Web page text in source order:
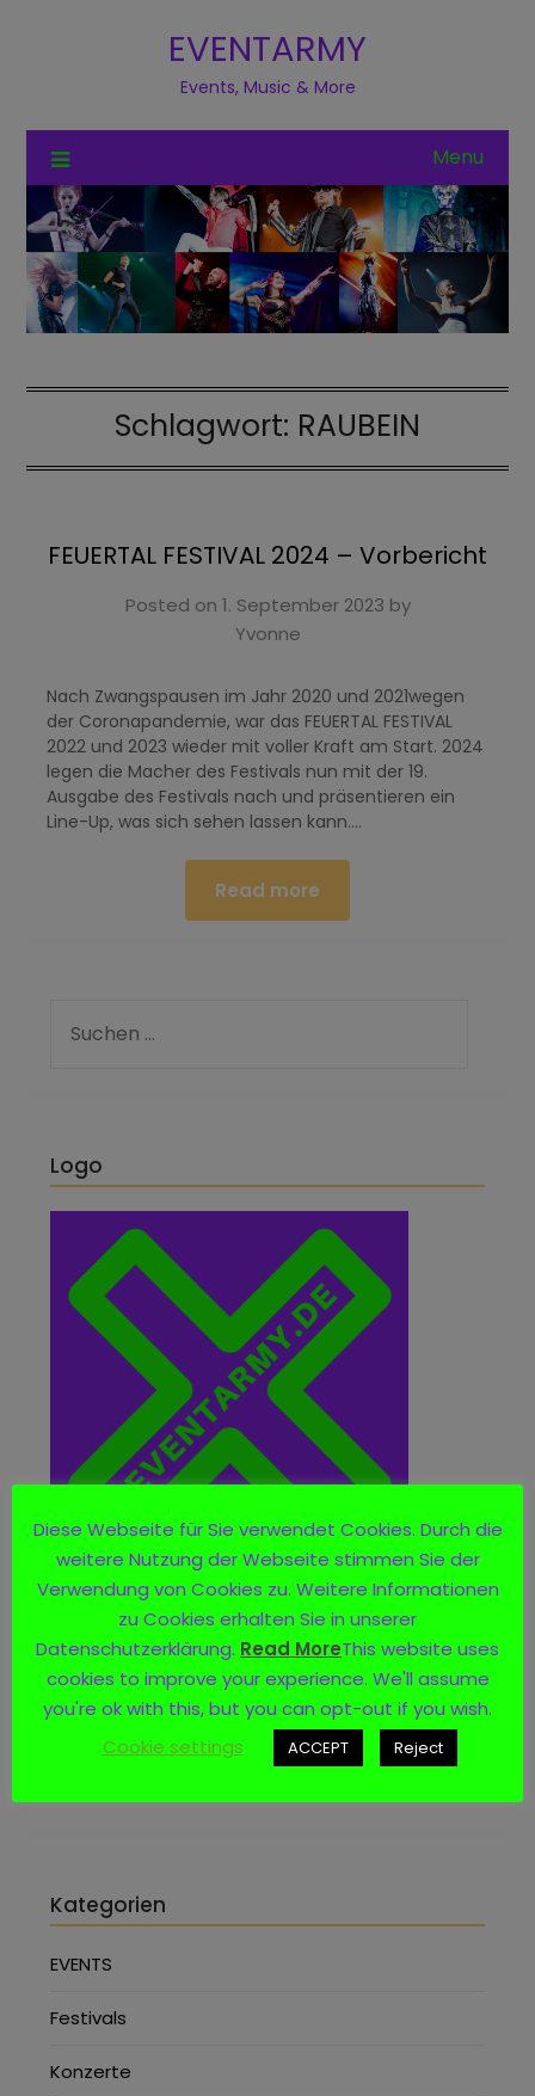
EVENTARMY
Events, Music & More
Menu
Schlagwort: RAUBEIN
FEUERTAL FESTIVAL 2024 – Vorbericht
Posted on 1. September 2023 by
Yvonne
Nach Zwangspausen im Jahr 2020 und 2021wegen
der Coronapandemie, war das FEUERTAL FESTIVAL
2022 und 2023 wieder mit voller Kraft am Start. 2024
legen die Macher des Festivals nun mit der 19.
Ausgabe des Festivals nach und präsentieren ein
Line-Up, was sich sehen lassen kann….
Read more
Logo
Social Media
Kategorien
EVENTS
Festivals
Konzerte
Diese Webseite für Sie verwendet Cookies. Durch die
weitere Nutzung der Webseite stimmen Sie der
Verwendung von Cookies zu. Weitere Informationen
zu Cookies erhalten Sie in unserer
Datenschutzerklärung. Read MoreThis website uses
cookies to improve your experience. We'll assume
you're ok with this, but you can opt-out if you wish.
Cookie settings
ACCEPT Reject